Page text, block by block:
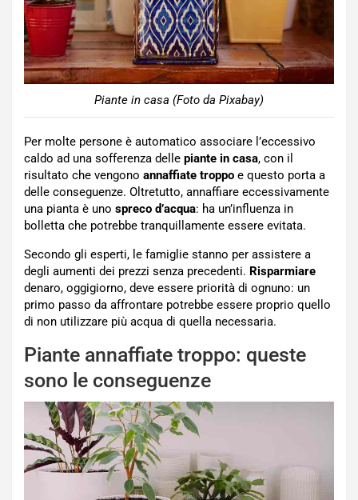
Piante in casa (Foto da Pixabay)
Per molte persone è automatico associare l’eccessivo
caldo ad una sofferenza delle piante in casa, con il
risultato che vengono annaffiate troppo e questo porta a
delle conseguenze. Oltretutto, annaffiare eccessivamente
una pianta è uno spreco d’acqua: ha un’influenza in
bolletta che potrebbe tranquillamente essere evitata.
Secondo gli esperti, le famiglie stanno per assistere a
degli aumenti dei prezzi senza precedenti. Risparmiare
denaro, oggigiorno, deve essere priorità di ognuno: un
primo passo da affrontare potrebbe essere proprio quello
di non utilizzare più acqua di quella necessaria.
Piante annaffiate troppo: queste
sono le conseguenze